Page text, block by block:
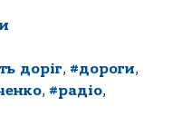
доріг, #дороги,
, #радіо,